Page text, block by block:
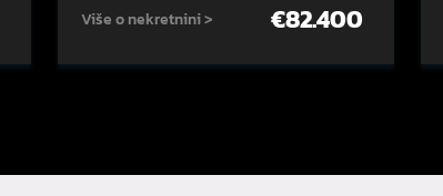
Više o nekretnini > €82.400